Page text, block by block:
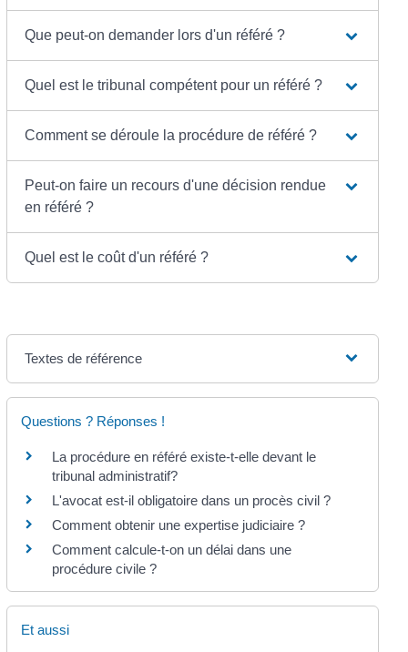
Que peut-on demander lors d'un référé ?
Quel est le tribunal compétent pour un référé ?
Comment se déroule la procédure de référé ?
Peut-on faire un recours d'une décision rendue
en référé ?
Quel est le coût d'un référé ?
Textes de référence
Questions ? Réponses !
La procédure en référé existe-t-elle devant le
tribunal administratif?
L'avocat est-il obligatoire dans un procès civil ?
Comment obtenir une expertise judiciaire ?
Comment calcule-t-on un délai dans une
procédure civile ?
Et aussi